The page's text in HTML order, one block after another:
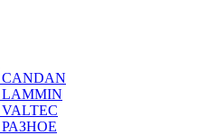
CANDAN
LAMMIN
РАЗНОЕ